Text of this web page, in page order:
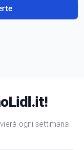
ogni settimana